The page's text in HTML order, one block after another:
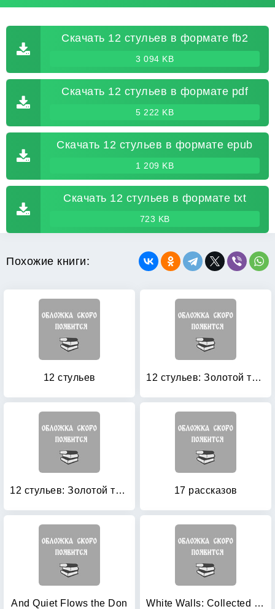
Скачать 12 стульев в формате fb2
3 094 KB
Скачать 12 стульев в формате pdf
5 222 KB
Скачать 12 стульев в формате epub
1 209 KB
Скачать 12 стульев в формате txt
723 KB
Похожие книги:
12 стульев 12 стульев: Золотой теленок
12 стульев: Золотой теленок. Репринт первой публикации в журнале «30 дней» 17 рассказов
And Quiet Flows the Don White Walls: Collected Stories